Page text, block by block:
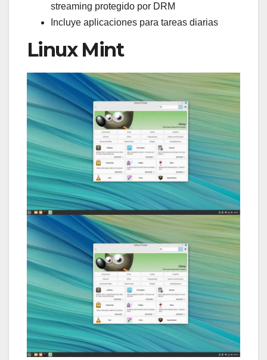
streaming protegido por DRM
Incluye aplicaciones para tareas diarias
Linux Mint